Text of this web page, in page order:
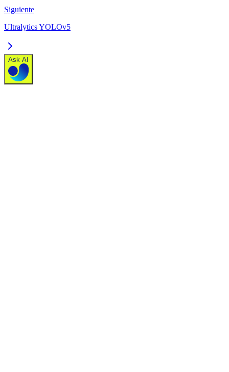
Siguiente
Ultralytics YOLOv5
Ask AI